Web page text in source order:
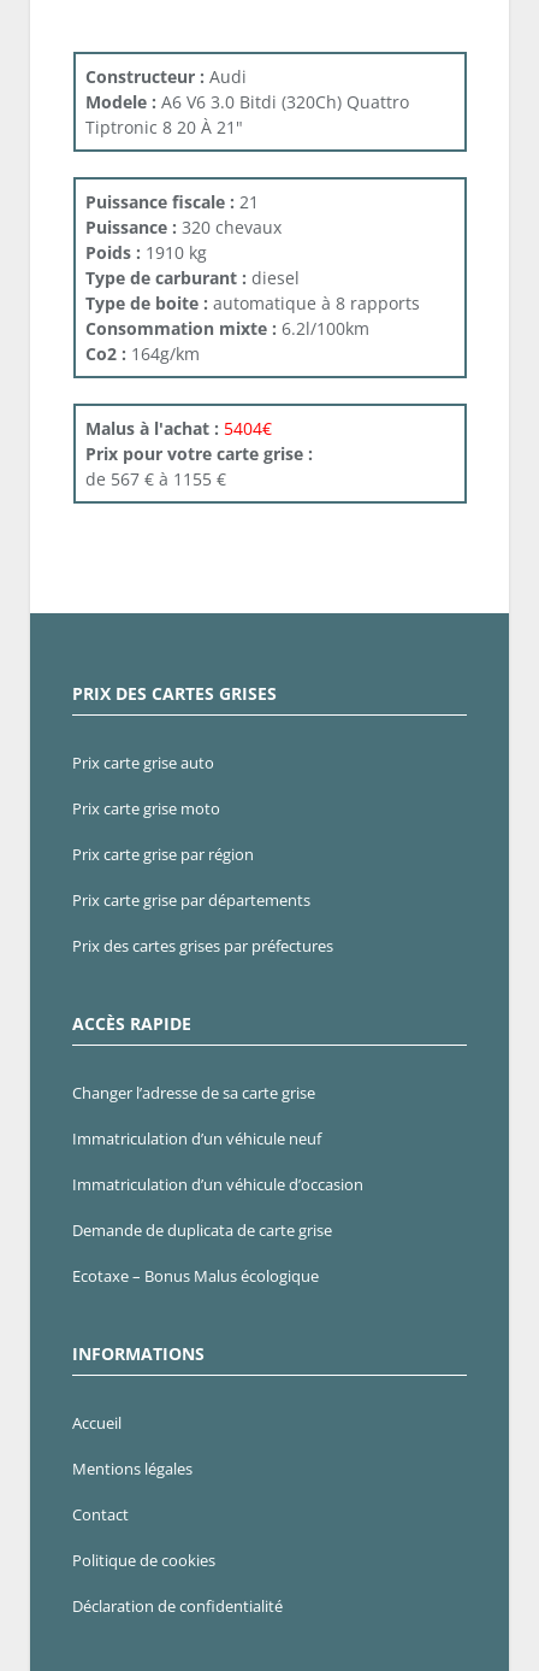
Constructeur : Audi
Modele : A6 V6 3.0 Bitdi (320Ch) Quattro
Tiptronic 8 20 À 21"
Puissance fiscale : 21
Puissance : 320 chevaux
Poids : 1910 kg
Type de carburant : diesel
Type de boite : automatique à 8 rapports
Consommation mixte : 6.2l/100km
Co2 : 164g/km
Malus à l'achat : 5404€
Prix pour votre carte grise :
de 567 € à 1155 €
PRIX DES CARTES GRISES
Prix carte grise auto
Prix carte grise moto
Prix carte grise par région
Prix carte grise par départements
Prix des cartes grises par préfectures
ACCÈS RAPIDE
Changer l’adresse de sa carte grise
Immatriculation d’un véhicule neuf
Immatriculation d’un véhicule d’occasion
Demande de duplicata de carte grise
Ecotaxe – Bonus Malus écologique
INFORMATIONS
Accueil
Mentions légales
Contact
Politique de cookies
Déclaration de confidentialité